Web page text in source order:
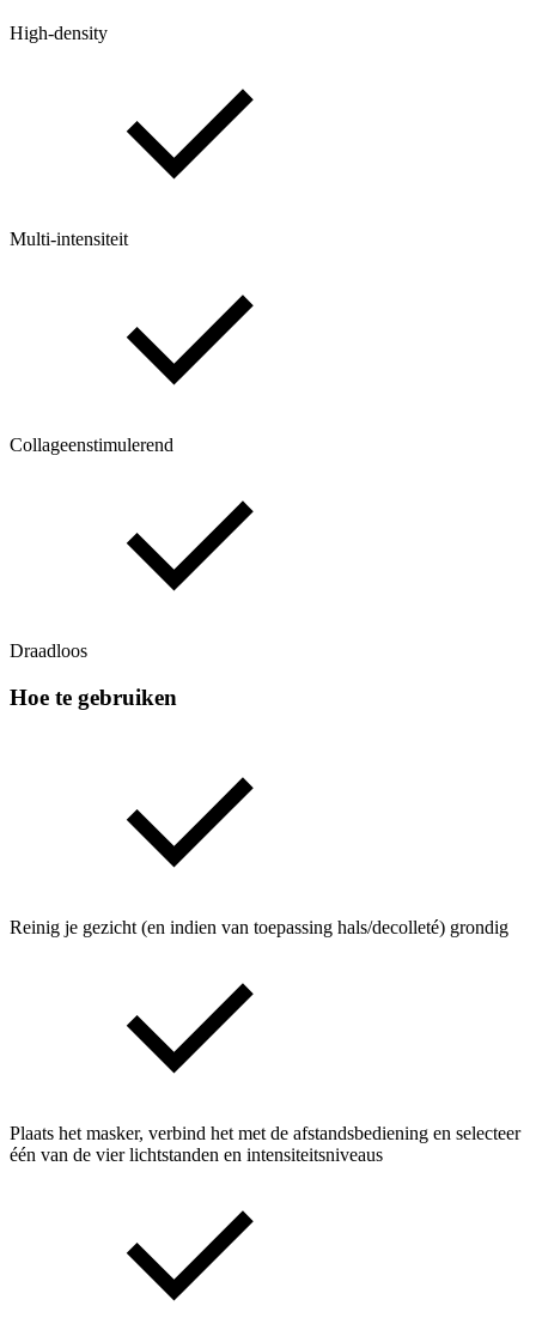
High‑density
Multi‑intensiteit
Collageenstimulerend
Draadloos
Hoe te gebruiken
Reinig je gezicht (en indien van toepassing hals/decolleté) grondig
Plaats het masker, verbind het met de afstandsbediening en selecteer
één van de vier lichtstanden en intensiteitsniveaus